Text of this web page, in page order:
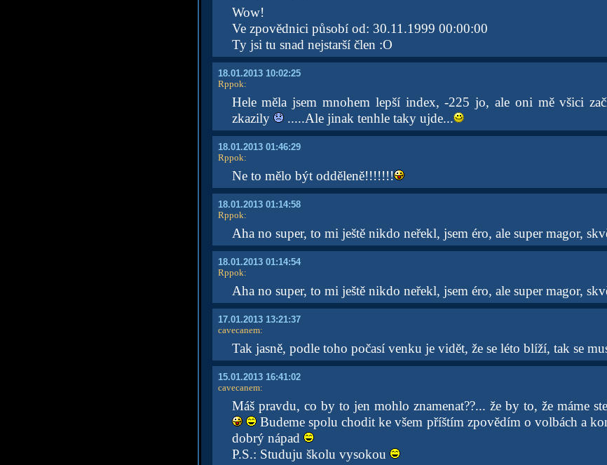
Wow!
Ve zpovědnici působí od: 30.11.1999 00:00:00
Ty jsi tu snad nejstarší člen :O
18.01.2013 10:02:25
Rppok:
Hele měla jsem mnohem lepší index, -225 jo, ale oni mě všici
zkazily
.....Ale jinak tenhle taky ujde...
18.01.2013 01:46:29
Rppok:
Ne to mělo být odděleně!!!!!!!
18.01.2013 01:14:58
Rppok:
Aha no super, to mi ještě nikdo neřekl, jsem éro, ale super magor,
18.01.2013 01:14:54
Rppok:
Aha no super, to mi ještě nikdo neřekl, jsem éro, ale super magor,
17.01.2013 13:21:37
cavecanem:
Tak jasně, podle toho počasí venku je vidět, že se léto blíží, tak se
15.01.2013 16:41:02
cavecanem:
Máš pravdu, co by to jen mohlo znamenat??... že by to, že máme
Budeme spolu chodit ke všem příštím zpovědím o volbách a
dobrý nápad
P.S.: Studuju školu vysokou